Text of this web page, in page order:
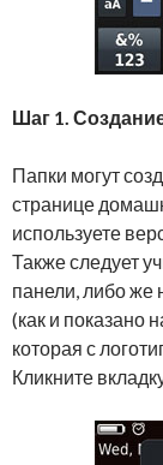
Шаг 1.
Папки могут
странице
используете
Также следует
панели, либо же
(как и показано
которая с
Кликните